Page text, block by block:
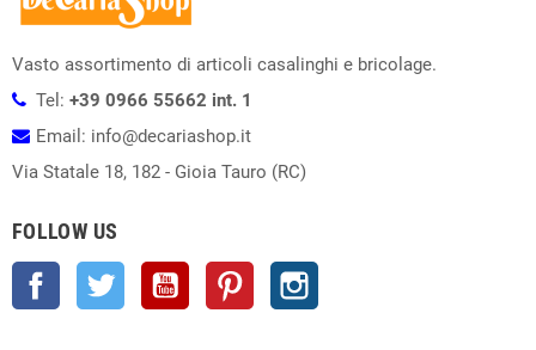
Vasto assortimento di articoli casalinghi e bricolage.
Tel: +39 0966 55662 int. 1
Email: info@decariashop.it
Via Statale 18, 182 - Gioia Tauro (RC)
FOLLOW US
Facebook Twitter YouTube Pinterest